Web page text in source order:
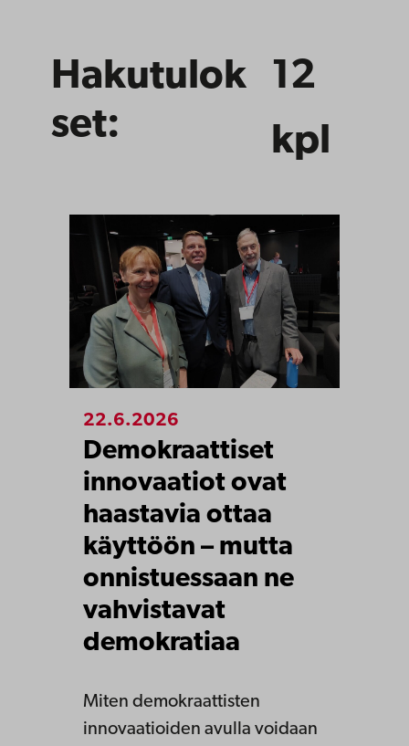
Hakutulok
set:
12
kpl
Haun tulokset
22.6.2026
Demokraattiset
innovaatiot ovat
haastavia ottaa
käyttöön – mutta
onnistuessaan ne
vahvistavat
demokratiaa
Miten demokraattisten
innovaatioiden avulla voidaan